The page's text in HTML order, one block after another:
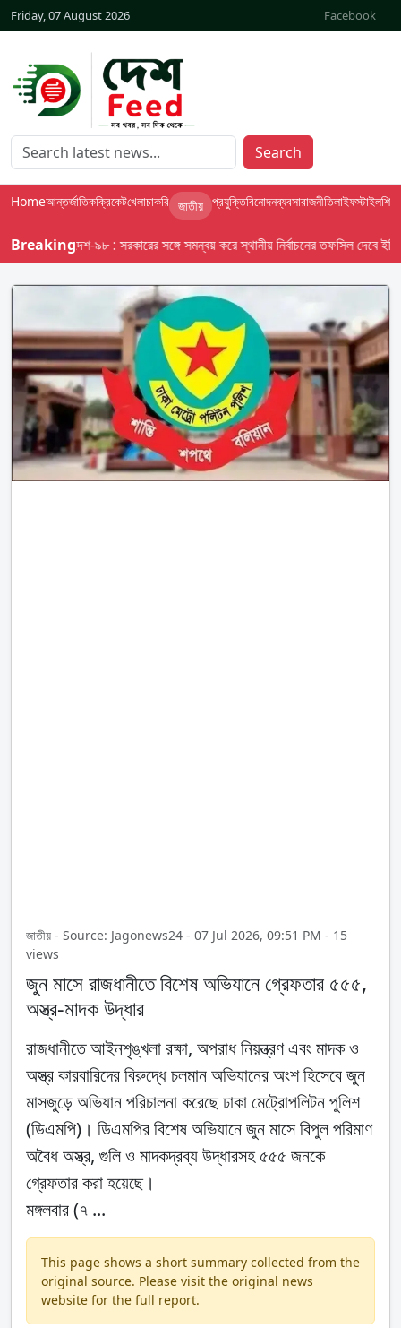
Friday, 07 August 2026 Facebook
Search
Homeআন্তর্জাতিকক্রিকেটখেলাচাকরি জাতীয় প্রযুক্তিবিনোদনব্যবসারাজনীতিলাইফস্টাইলশিক্ষা
Breaking
বাসস দেশ-৯৮ : সরকারের সঙ্গে সমন্বয় করে স্থানীয় নির্বাচনের তফসিল দেবে ইসি;
জাতীয় - Source: Jagonews24 - 07 Jul 2026, 09:51 PM - 15
views
জুন মাসে রাজধানীতে বিশেষ অভিযানে গ্রেফতার ৫৫৫,
অস্ত্র-মাদক উদ্ধার
রাজধানীতে আইনশৃঙ্খলা রক্ষা, অপরাধ নিয়ন্ত্রণ এবং মাদক ও
অস্ত্র কারবারিদের বিরুদ্ধে চলমান অভিযানের অংশ হিসেবে জুন
মাসজুড়ে অভিযান পরিচালনা করেছে ঢাকা মেট্রোপলিটন পুলিশ
(ডিএমপি)। ডিএমপির বিশেষ অভিযানে জুন মাসে বিপুল পরিমাণ
অবৈধ অস্ত্র, গুলি ও মাদকদ্রব্য উদ্ধারসহ ৫৫৫ জনকে
গ্রেফতার করা হয়েছে।
মঙ্গলবার (৭ ...
This page shows a short summary collected from the
original source. Please visit the original news
website for the full report.